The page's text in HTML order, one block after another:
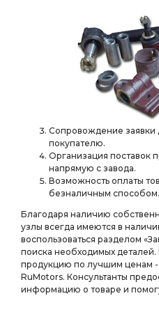
РЕДУКТОР ПЕРЕДНЕГО МОСТА
ПЕРЕДНЕГО МОСТА i=6.77
i=6.77 48 зуб фланец с торц.
РЕДУКТОР
МОСТ ЗАДНИЙ
ЗАДНИЙ i=7,49
УПРАВЛЕНИЯ АЗ УРАЛ
ТОРМОЗА АЗ УРАЛ ЛЕВАЯ
зуб с БМКД АЗ УРАЛ зуб 1
тормоза АЗ УРАЛ Колодка
i=6,77 АЗ УРАЛ Трубка к
манометру АЗ УРАЛ
Сопровождение заявки
покупателю.
Организация поставок
напрямую с завода.
Возможность оплаты
безналичным способом.
Благодаря наличию
узлы всегда имеются в
воспользоваться разделом
поиска необходимых
продукцию по лучшим ценам -
RuMotors. Консультанты
информацию о товаре и